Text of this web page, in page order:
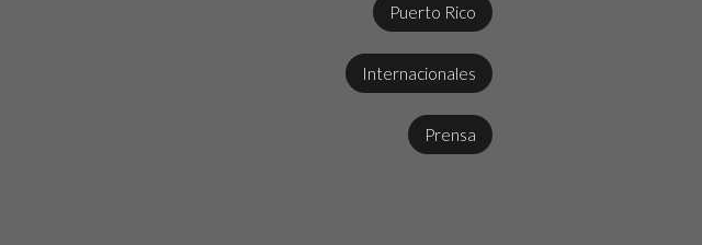
Puerto Rico
Internacionales
Prensa